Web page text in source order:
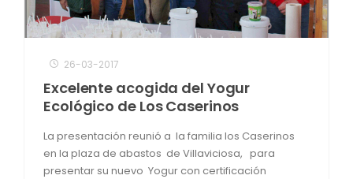
26-03-2017
Excelente acogida del Yogur
Ecológico de Los Caserinos
La presentación reunió a la familia los Caserinos
en la plaza de abastos de Villaviciosa, para
presentar su nuevo Yogur con certificación